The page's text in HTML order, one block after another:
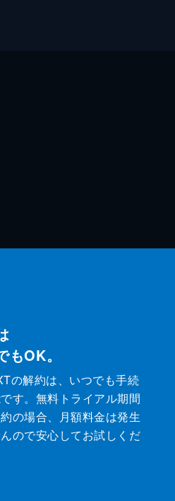
もOK。
の解約は、いつでも手続
す。無料トライアル期間
の場合、月額料金は発生
ので安心してお試しくだ